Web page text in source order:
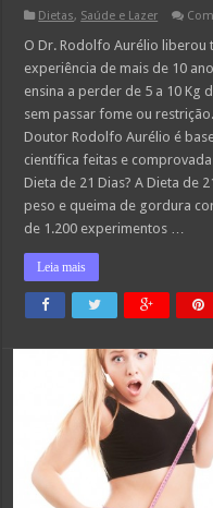
Dietas, Saúde e Lazer
O Dr. Rodolfo Aurélio liberou
experiência de mais de 10
ensina a perder de 5 a 10 Kg
sem passar fome ou
Doutor Rodolfo Aurélio é
científica feitas e
Dieta de 21 Dias? A Dieta de
peso e queima de gordura
de 1.200 experimentos …
Leia mais